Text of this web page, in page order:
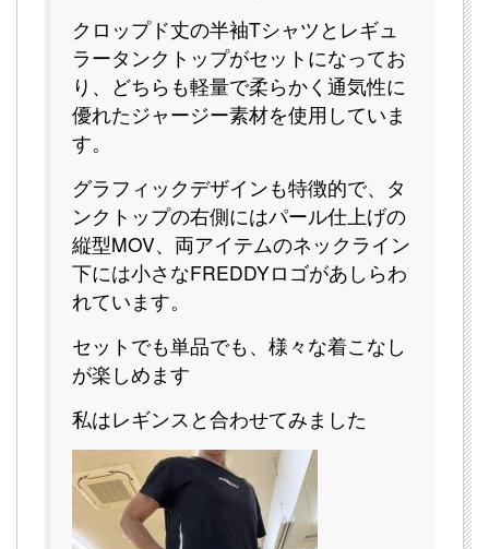
クロップド丈の半袖Tシャツとレギュ
ラータンクトップがセットになってお
り、どちらも軽量で柔らかく通気性に
優れたジャージー素材を使用していま
す。
グラフィックデザインも特徴的で、タ
ンクトップの右側にはパール仕上げの
縦型MOV、両アイテムのネックライン
下には小さなFREDDYロゴがあしらわ
れています。
セットでも単品でも、様々な着こなし
が楽しめます
私はレギンスと合わせてみました